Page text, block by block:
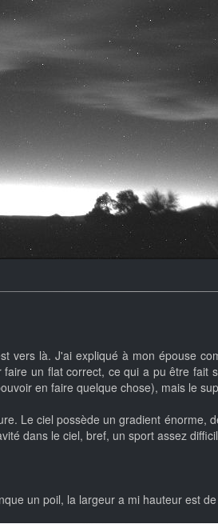
vers là. J'ai expliqué à mon épouse
un flat correct, ce qui a pu être
en faire quelque chose), mais le
Le ciel possède un gradient
dans le ciel, bref, un sport assez
un poil, la largeur a mi hauteur est